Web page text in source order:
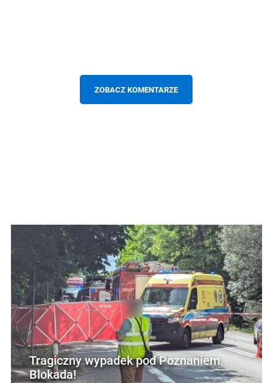
ZOBACZ KOMENTARZE
Tragiczny wypadek pod Poznaniem.
Blokada!